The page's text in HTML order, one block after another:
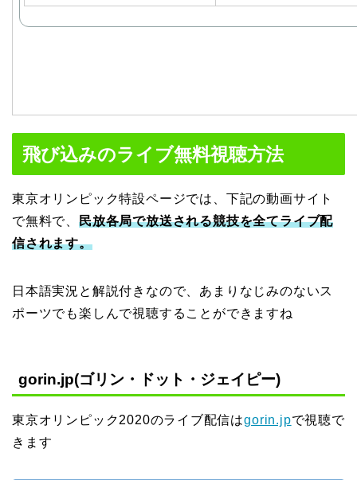
飛び込みのライブ無料視聴方法
東京オリンピック特設ページでは、下記の動画サイト
で無料で、 民放各局で放送される競技を全てライブ配
信されます。
日本語実況と解説付きなので、あまりなじみのないス
ポーツでも楽しんで視聴することができますね
gorin.jp(ゴリン・ドット・ジェイピー)
東京オリンピック2020のライブ配信はgorin.jpで視聴で
きます